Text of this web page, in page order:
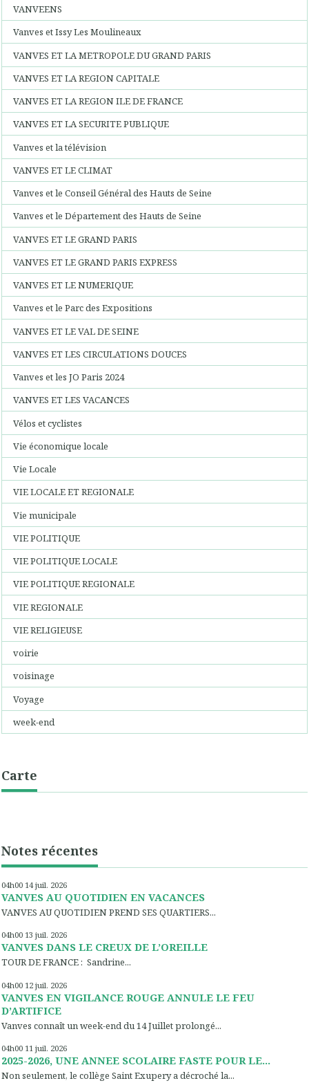
VANVEENS
Vanves et Issy Les Moulineaux
VANVES ET LA METROPOLE DU GRAND PARIS
VANVES ET LA REGION CAPITALE
VANVES ET LA REGION ILE DE FRANCE
VANVES ET LA SECURITE PUBLIQUE
Vanves et la télévision
VANVES ET LE CLIMAT
Vanves et le Conseil Général des Hauts de Seine
Vanves et le Département des Hauts de Seine
VANVES ET LE GRAND PARIS
VANVES ET LE GRAND PARIS EXPRESS
VANVES ET LE NUMERIQUE
Vanves et le Parc des Expositions
VANVES ET LE VAL DE SEINE
VANVES ET LES CIRCULATIONS DOUCES
Vanves et les JO Paris 2024
VANVES ET LES VACANCES
Vélos et cyclistes
Vie économique locale
Vie Locale
VIE LOCALE ET REGIONALE
Vie municipale
VIE POLITIQUE
VIE POLITIQUE LOCALE
VIE POLITIQUE REGIONALE
VIE REGIONALE
VIE RELIGIEUSE
voirie
voisinage
Voyage
week-end
Carte
Notes récentes
04h00 14 juil. 2026
VANVES AU QUOTIDIEN EN VACANCES
VANVES AU QUOTIDIEN PREND SES QUARTIERS...
04h00 13 juil. 2026
VANVES DANS LE CREUX DE L’OREILLE
TOUR DE FRANCE : Sandrine...
04h00 12 juil. 2026
VANVES EN VIGILANCE ROUGE ANNULE LE FEU
D’ARTIFICE
Vanves connaît un week-end du 14 Juillet prolongé...
04h00 11 juil. 2026
2025-2026, UNE ANNEE SCOLAIRE FASTE POUR LE...
Non seulement, le collège Saint Exupery a décroché la...